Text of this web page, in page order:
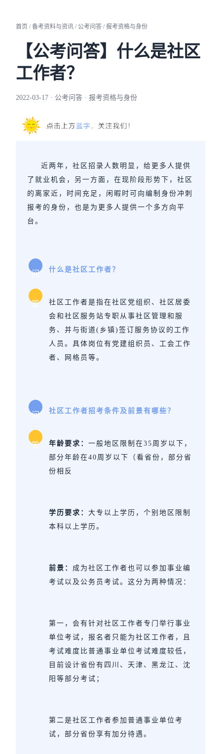
首页 / 备考资料与资讯 / 公考问答 / 报考资格与身份
【公考问答】什么是社区
工作者？
2022-03-17 · 公考问答 · 报考资格与身份
近两年，社区招录人数明显，给更多人提供
了就业机会，另一方面，在现阶段形势下，社区
的离家近，时间充足，闲暇时可向编制身份冲刺
报考的身份，也是为更多人提供一个多方向平
台。
问 什么是社区工作者？
答
社区工作者是指在社区党组织、社区居委
会和社区服务站专职从事社区管理和服
务、并与街道(乡镇)签订服务协议的工作
人员。具体岗位有党建组织员、工会工作
者、网格员等。
问 社区工作者招考条件及前景有哪些？
答 年龄要求： 一般地区限制在35周岁以下，
部分年龄在40周岁以下（看省份，部分省
份相反
学历要求： 大专以上学历，个别地区限制
本科以上学历。
前景： 成为社区工作者也可以参加事业编
考试以及公务员考试。这分为两种情况：
第一，会有针对社区工作者专门举行事业
单位考试，报名者只能为社区工作者，且
考试难度比普通事业单位考试难度较低，
目前设计省份有四川、天津、黑龙江、沈
阳等部分考试；
第二是社区工作者参加普通事业单位考
试，部分省份享有加分待遇。